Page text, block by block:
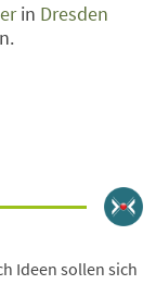
in Dresden
Ideen sollen sich